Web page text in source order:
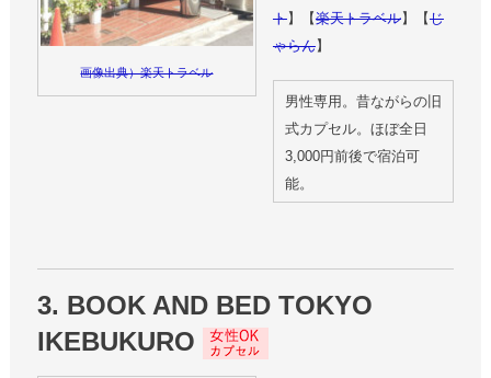
画像出典）楽天トラベル
ト】【楽天トラベル】【じ
ゃらん】
男性専用。昔ながらの旧
式カプセル。ほぼ全日
3,000円前後で宿泊可
能。
3. BOOK AND BED TOKYO
IKEBUKURO